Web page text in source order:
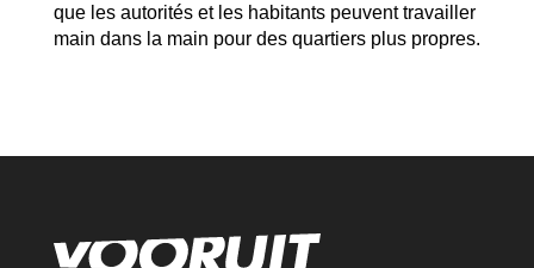
que les autorités et les habitants peuvent travailler
main dans la main pour des quartiers plus propres.